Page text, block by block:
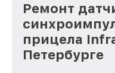
Ремонт
прицела
Петербурге